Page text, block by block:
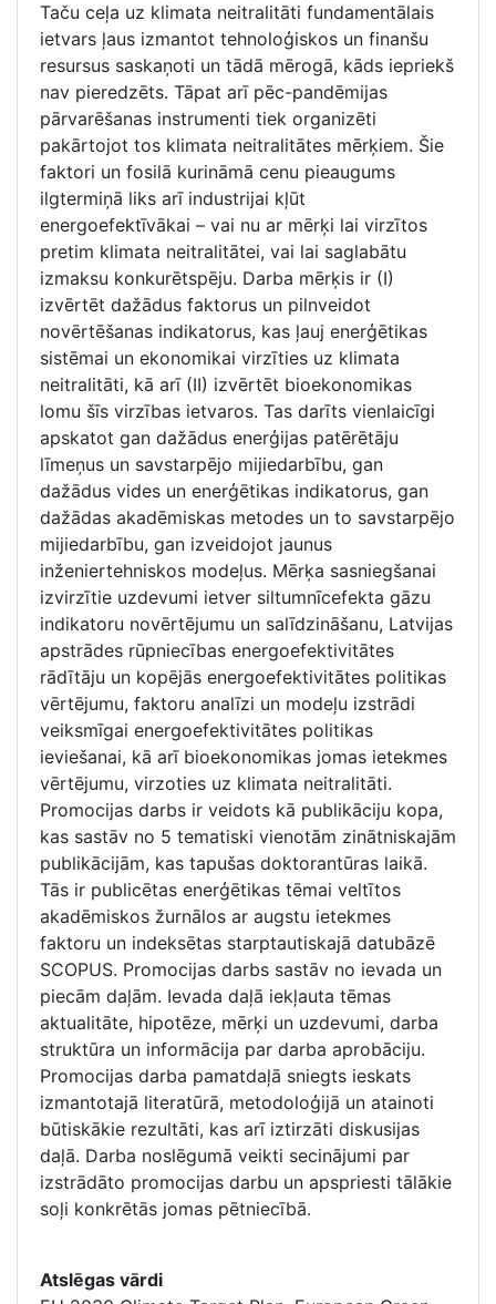
Taču ceļa uz klimata neitralitāti fundamentālais
ietvars ļaus izmantot tehnoloģiskos un finanšu
resursus saskaņoti un tādā mērogā, kāds iepriekš
nav pieredzēts. Tāpat arī pēc-pandēmijas
pārvarēšanas instrumenti tiek organizēti
pakārtojot tos klimata neitralitātes mērķiem. Šie
faktori un fosilā kurināmā cenu pieaugums
ilgtermiņā liks arī industrijai kļūt
energoefektīvākai – vai nu ar mērķi lai virzītos
pretim klimata neitralitātei, vai lai saglabātu
izmaksu konkurētspēju. Darba mērķis ir (I)
izvērtēt dažādus faktorus un pilnveidot
novērtēšanas indikatorus, kas ļauj enerģētikas
sistēmai un ekonomikai virzīties uz klimata
neitralitāti, kā arī (II) izvērtēt bioekonomikas
lomu šīs virzības ietvaros. Tas darīts vienlaicīgi
apskatot gan dažādus enerģijas patērētāju
līmeņus un savstarpējo mijiedarbību, gan
dažādus vides un enerģētikas indikatorus, gan
dažādas akadēmiskas metodes un to savstarpējo
mijiedarbību, gan izveidojot jaunus
inženiertehniskos modeļus. Mērķa sasniegšanai
izvirzītie uzdevumi ietver siltumnīcefekta gāzu
indikatoru novērtējumu un salīdzināšanu, Latvijas
apstrādes rūpniecības energoefektivitātes
rādītāju un kopējās energoefektivitātes politikas
vērtējumu, faktoru analīzi un modeļu izstrādi
veiksmīgai energoefektivitātes politikas
ieviešanai, kā arī bioekonomikas jomas ietekmes
vērtējumu, virzoties uz klimata neitralitāti.
Promocijas darbs ir veidots kā publikāciju kopa,
kas sastāv no 5 tematiski vienotām zinātniskajām
publikācijām, kas tapušas doktorantūras laikā.
Tās ir publicētas enerģētikas tēmai veltītos
akadēmiskos žurnālos ar augstu ietekmes
faktoru un indeksētas starptautiskajā datubāzē
SCOPUS. Promocijas darbs sastāv no ievada un
piecām daļām. Ievada daļā iekļauta tēmas
aktualitāte, hipotēze, mērķi un uzdevumi, darba
struktūra un informācija par darba aprobāciju.
Promocijas darba pamatdaļā sniegts ieskats
izmantotajā literatūrā, metodoloģijā un atainoti
būtiskākie rezultāti, kas arī iztirzāti diskusijas
daļā. Darba noslēgumā veikti secinājumi par
izstrādāto promocijas darbu un apspriesti tālākie
soļi konkrētās jomas pētniecībā.
Atslēgas vārdi